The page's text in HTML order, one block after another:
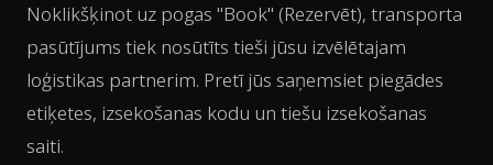
Noklikšķinot uz pogas "Book" (Rezervēt), transporta
pasūtījums tiek nosūtīts tieši jūsu izvēlētajam
loģistikas partnerim. Pretī jūs saņemsiet piegādes
etiķetes, izsekošanas kodu un tiešu izsekošanas
saiti.